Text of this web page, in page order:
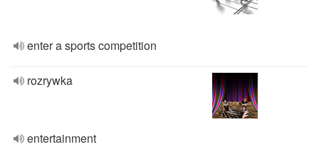
enter a sports competition
rozrywka
entertainment